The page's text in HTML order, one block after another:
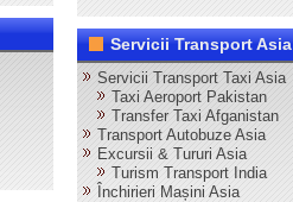
Servicii Transport Asia
Servicii Transport Taxi Asia
Taxi Aeroport Pakistan
Transfer Taxi Afganistan
Transport Autobuze Asia
Excursii & Tururi Asia
Turism Transport India
Închirieri Mașini Asia